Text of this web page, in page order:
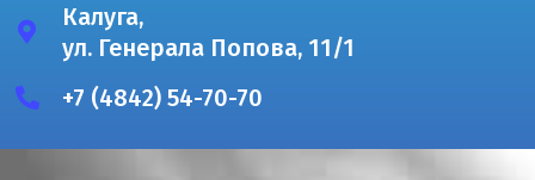
Калуга,
ул. Генерала Попова, 11/1
+7 (4842) 54-70-70